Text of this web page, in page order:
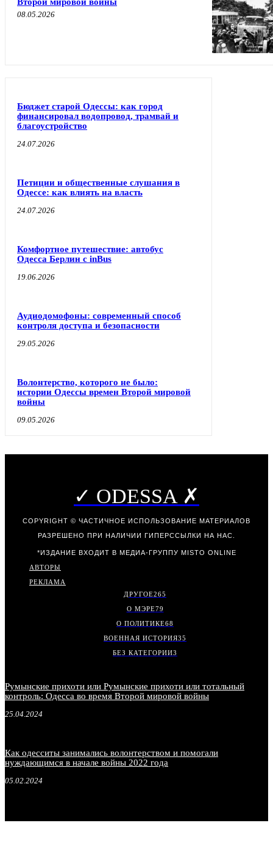
08.05.2026
Бюджет старой Одессы: как город
финансировал водопровод, трамвай и
благоустройство
24.07.2026
Петиции и общественные слушания в
Одессе: как влиять на власть
24.07.2026
Комфортное путешествие: автобус
Одесса Берлин с inBus
19.06.2026
Аудиодомофоны: современный способ
контроля доступа и безопасности
29.05.2026
Волонтерство, которого не было:
истории Одессы времен Второй мировой
войны
09.05.2026
✓ ODESSA ✗
COPYRIGHT © ЧАСТИЧНОЕ ИСПОЛЬЗОВАНИЕ МАТЕРИАЛОВ
РАЗРЕШЕНО ПРИ НАЛИЧИИ ГИПЕРССЫЛКИ НА НАС.
*ИЗДАНИЕ ВХОДИТ В МЕДИА-ГРУППУ MISTO ONLINE
АВТОРЫ
РЕКЛАМА
ДРУГОЕ265
О МЭРЕ79
О ПОЛИТИКЕ68
ВОЕННАЯ ИСТОРИЯ35
БЕЗ КАТЕГОРИИ3
Румынские прихоти или Румынские прихоти или тотальный
контроль: Одесса во время Второй мировой войны
25.04.2024
Как одесситы занимались волонтерством и помогали
нуждающимся в начале войны 2022 года
05.02.2024